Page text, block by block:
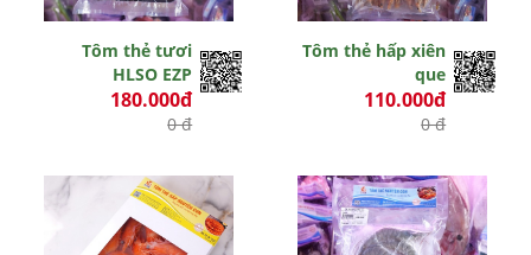
Tôm thẻ tươi
HLSO EZP
180.000đ
0 đ
Tôm thẻ hấp xiên
que
110.000đ
0 đ